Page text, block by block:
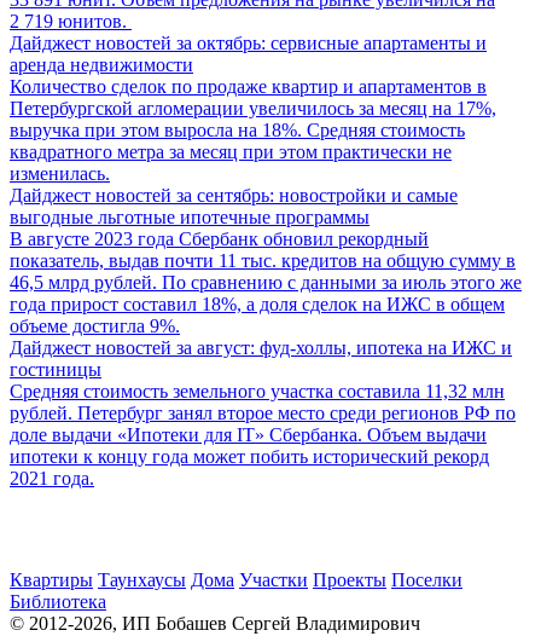
2 719 юнитов.
Дайджест новостей за октябрь: сервисные апартаменты и
аренда недвижимости
Количество сделок по продаже квартир и апартаментов в
Петербургской агломерации увеличилось за месяц на 17%,
выручка при этом выросла на 18%. Средняя стоимость
квадратного метра за месяц при этом практически не
изменилась.
Дайджест новостей за сентябрь: новостройки и самые
выгодные льготные ипотечные программы
В августе 2023 года Сбербанк обновил рекордный
показатель, выдав почти 11 тыс. кредитов на общую сумму в
46,5 млрд рублей. По сравнению с данными за июль этого же
года прирост составил 18%, а доля сделок на ИЖС в общем
объеме достигла 9%.
Дайджест новостей за август: фуд-холлы, ипотека на ИЖС и
гостиницы
Средняя стоимость земельного участка составила 11,32 млн
рублей. Петербург занял второе место среди регионов РФ по
доле выдачи «Ипотеки для IT» Сбербанка. Объем выдачи
ипотеки к концу года может побить исторический рекорд
2021 года.
Квартиры Таунхаусы Дома Участки Проекты Поселки
Библиотека
© 2012-2026, ИП Бобашев Сергей Владимирович